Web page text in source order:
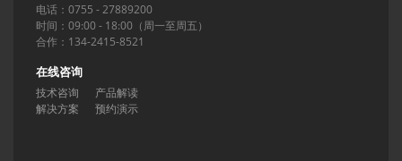
电话：0755 - 27889200
时间：09:00 - 18:00（周一至周五）
合作：134-2415-8521
在线咨询
技术咨询
产品解读
解决方案
预约演示